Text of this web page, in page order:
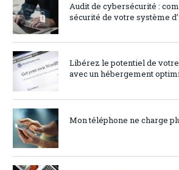
Audit de cybersécurité :
sécurité de votre système
Libérez le potentiel de
avec un hébergement
Mon téléphone ne charge